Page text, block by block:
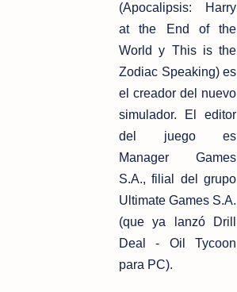
(Apocalipsis: Harry
at the End of the
World y This is the
Zodiac Speaking) es
el creador del nuevo
simulador. El editor
del juego es
Manager Games
S.A., filial del grupo
Ultimate Games S.A.
(que ya lanzó Drill
Deal - Oil Tycoon
para PC).